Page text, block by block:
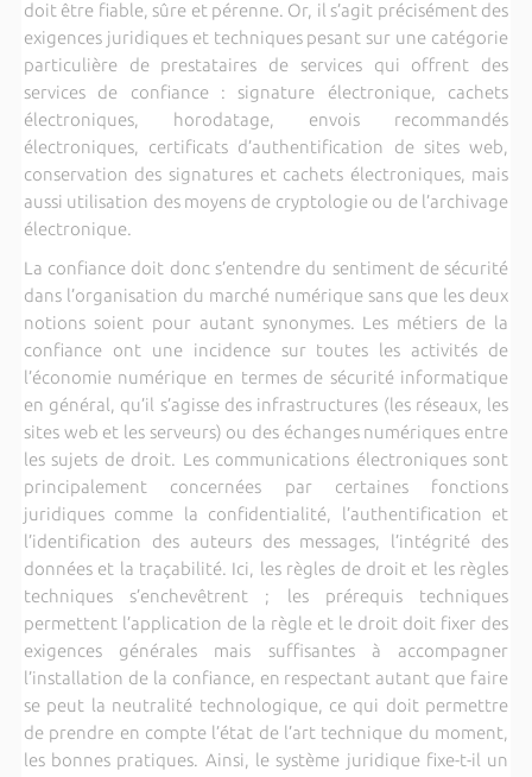
doit être fiable, sûre et pérenne. Or, il s’agit précisément des
exigences juridiques et techniques pesant sur une catégorie
particulière de prestataires de services qui offrent des
services de confiance : signature électronique, cachets
électroniques, horodatage, envois recommandés
électroniques, certificats d’authentification de sites web,
conservation des signatures et cachets électroniques, mais
aussi utilisation des moyens de cryptologie ou de l’archivage
électronique.
La confiance doit donc s’entendre du sentiment de sécurité
dans l’organisation du marché numérique sans que les deux
notions soient pour autant synonymes. Les métiers de la
confiance ont une incidence sur toutes les activités de
l’économie numérique en termes de sécurité informatique
en général, qu’il s’agisse des infrastructures (les réseaux, les
sites web et les serveurs) ou des échanges numériques entre
les sujets de droit. Les communications électroniques sont
principalement concernées par certaines fonctions
juridiques comme la confidentialité, l’authentification et
l’identification des auteurs des messages, l’intégrité des
données et la traçabilité. Ici, les règles de droit et les règles
techniques s’enchevêtrent ; les prérequis techniques
permettent l’application de la règle et le droit doit fixer des
exigences générales mais suffisantes à accompagner
l’installation de la confiance, en respectant autant que faire
se peut la neutralité technologique, ce qui doit permettre
de prendre en compte l’état de l’art technique du moment,
les bonnes pratiques. Ainsi, le système juridique fixe-t-il un